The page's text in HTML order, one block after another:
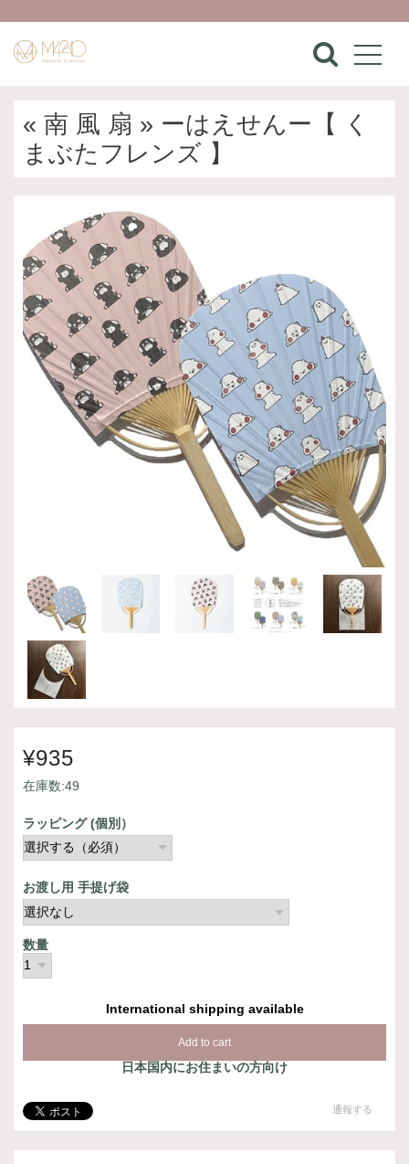
« 南 風 扇 » ーはえせんー【 く
まぶたフレンズ 】
¥935
在庫数:49
ラッピング (個別）
お渡し用 手提げ袋
数量
International shipping available
Add to cart
日本国内にお住まいの方向け
通報する